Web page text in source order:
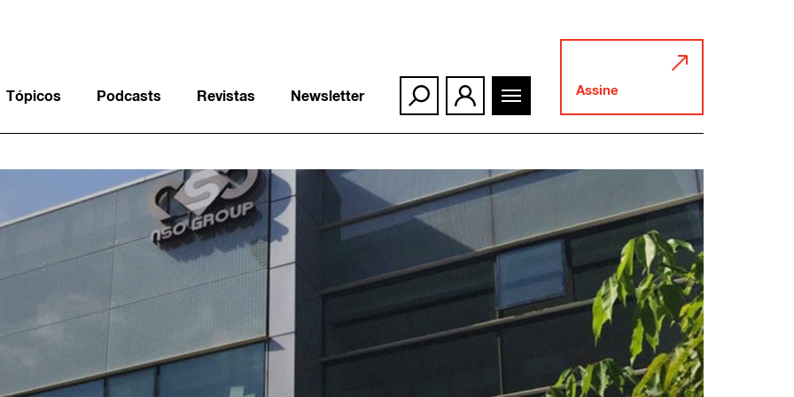
Tópicos Podcasts Revistas Newsletter Assine